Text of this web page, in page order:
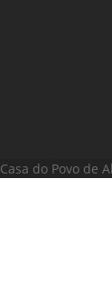
Casa do Povo de